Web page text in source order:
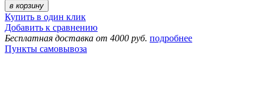
в корзину
Купить в один клик
Добавить к сравнению
Бесплатная доставка от 4000 руб. подробнее
Пункты самовывоза